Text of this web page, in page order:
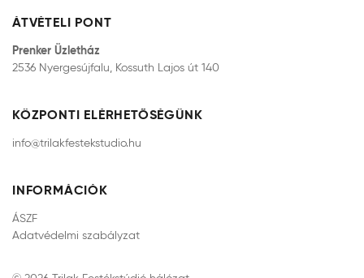
ÁTVÉTELI PONT
Prenker Üzletház
2536 Nyergesújfalu, Kossuth Lajos út 140
KÖZPONTI ELÉRHETŐSÉGÜNK
info@trilakfestekstudio.hu
INFORMÁCIÓK
ÁSZF
Adatvédelmi szabályzat